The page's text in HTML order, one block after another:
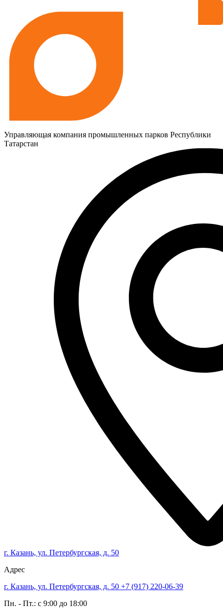
Управляющая компания промышленных парков Республики
Татарстан
г. Казань, ул. Петербургская, д. 50
Адрес
г. Казань, ул. Петербургская, д. 50 +7 (917) 220-06-39
Пн. - Пт.: с 9:00 до 18:00